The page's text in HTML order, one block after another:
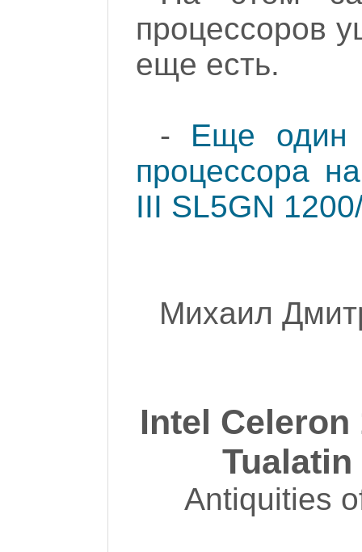
процессоров
еще есть.
- Еще один
процессора
III SL5GN
Михаил
Intel Celeron
Antiquities